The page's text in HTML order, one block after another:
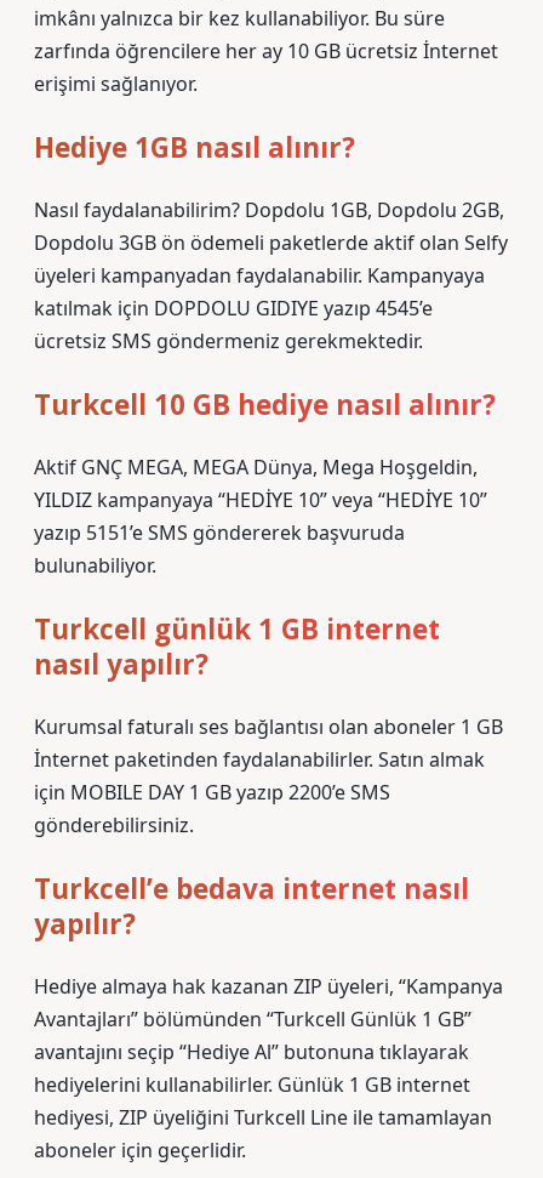
imkânı yalnızca bir kez kullanabiliyor. Bu süre
zarfında öğrencilere her ay 10 GB ücretsiz İnternet
erişimi sağlanıyor.
Hediye 1GB nasıl alınır?
Nasıl faydalanabilirim? Dopdolu 1GB, Dopdolu 2GB,
Dopdolu 3GB ön ödemeli paketlerde aktif olan Selfy
üyeleri kampanyadan faydalanabilir. Kampanyaya
katılmak için DOPDOLU GIDIYE yazıp 4545’e
ücretsiz SMS göndermeniz gerekmektedir.
Turkcell 10 GB hediye nasıl alınır?
Aktif GNÇ MEGA, MEGA Dünya, Mega Hoşgeldin,
YILDIZ kampanyaya “HEDİYE 10” veya “HEDİYE 10”
yazıp 5151’e SMS göndererek başvuruda
bulunabiliyor.
Turkcell günlük 1 GB internet
nasıl yapılır?
Kurumsal faturalı ses bağlantısı olan aboneler 1 GB
İnternet paketinden faydalanabilirler. Satın almak
için MOBILE DAY 1 GB yazıp 2200’e SMS
gönderebilirsiniz.
Turkcell’e bedava internet nasıl
yapılır?
Hediye almaya hak kazanan ZIP üyeleri, “Kampanya
Avantajları” bölümünden “Turkcell Günlük 1 GB”
avantajını seçip “Hediye Al” butonuna tıklayarak
hediyelerini kullanabilirler. Günlük 1 GB internet
hediyesi, ZIP üyeliğini Turkcell Line ile tamamlayan
aboneler için geçerlidir.